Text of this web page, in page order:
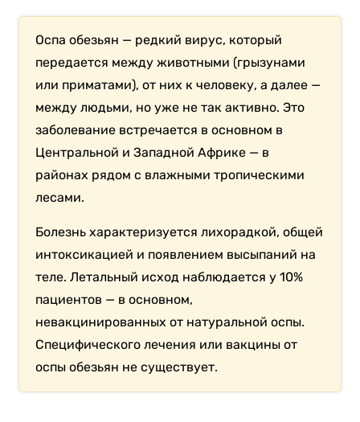
Оспа обезьян — редкий вирус, который
передается между животными (грызунами
или приматами), от них к человеку, а далее —
между людьми, но уже не так активно. Это
заболевание встречается в основном в
Центральной и Западной Африке — в
районах рядом с влажными тропическими
лесами.
Болезнь характеризуется лихорадкой, общей
интоксикацией и появлением высыпаний на
теле. Летальный исход наблюдается у 10%
пациентов — в основном,
невакцинированных от натуральной оспы.
Специфического лечения или вакцины от
оспы обезьян не существует.